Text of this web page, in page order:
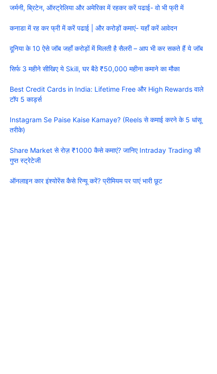
जर्मनी, ब्रिटेन, ऑस्ट्रेलिया और अमेरिका में रहकर करें पढाई- वो भी फ्री में
कनाडा में रह कर फ्री में करें पढाई | और करोड़ों कमाएं- यहाँ करें आवेदन
दूनिया के 10 ऐसे जॉब जहाँ करोड़ों में मिलती है सैलरी – आप भी कर सकते हैं ये जॉब
सिर्फ 3 महीने सीखिए ये Skill, घर बैठे ₹50,000 महीना कमाने का मौका
Best Credit Cards in India: Lifetime Free और High Rewards वाले
टॉप 5 कार्ड्स
Instagram Se Paise Kaise Kamaye? (Reels से कमाई करने के 5 धांसू
तरीके)
Share Market से रोज़ ₹1000 कैसे कमाएं? जानिए Intraday Trading की
गुप्त स्ट्रेटेजी
ऑनलाइन कार इंश्योरेंस कैसे रिन्यू करें? प्रीमियम पर पाएं भारी छूट